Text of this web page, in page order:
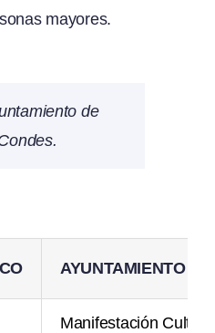
mayores.
de
AYUNTAMIENTO
Manifestación